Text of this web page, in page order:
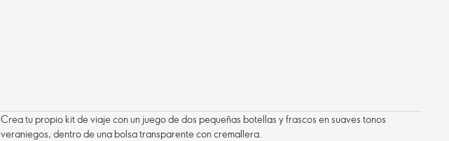
Crea tu propio kit de viaje con un juego de dos pequeñas botellas y frascos en suaves tonos
veraniegos, dentro de una bolsa transparente con cremallera.